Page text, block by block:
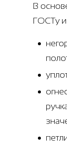
В
ГОСТу и